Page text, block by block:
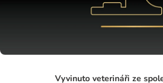
Vyvinuto veterináři ze